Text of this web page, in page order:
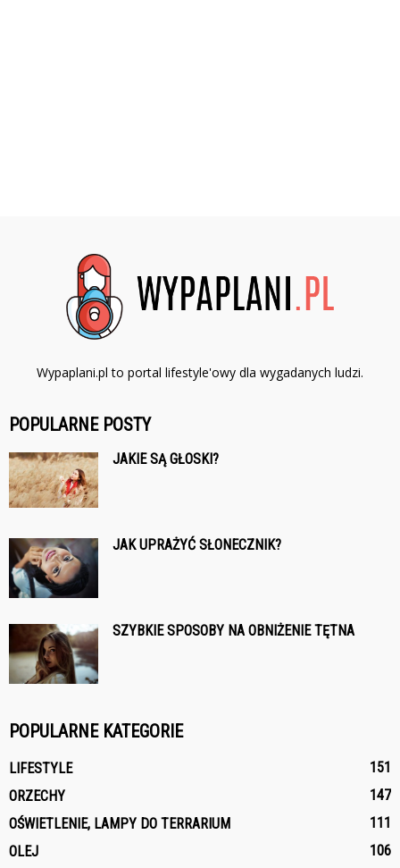
Wypaplani.pl to portal lifestyle'owy dla wygadanych ludzi.
POPULARNE POSTY
JAKIE SĄ GŁOSKI?
JAK UPRAŻYĆ SŁONECZNIK?
SZYBKIE SPOSOBY NA OBNIŻENIE TĘTNA
POPULARNE KATEGORIE
LIFESTYLE
151
ORZECHY
147
OŚWIETLENIE, LAMPY DO TERRARIUM
111
OLEJ
106